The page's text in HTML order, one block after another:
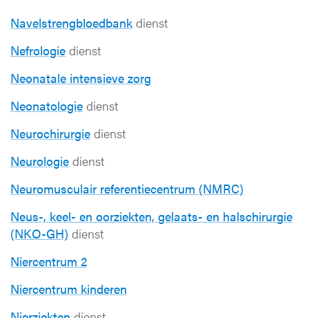
Navelstrengbloedbank dienst
Nefrologie dienst
Neonatale intensieve zorg
Neonatologie dienst
Neurochirurgie dienst
Neurologie dienst
Neuromusculair referentiecentrum (NMRC)
Neus-, keel- en oorziekten, gelaats- en halschirurgie
(NKO-GH) dienst
Niercentrum 2
Niercentrum kinderen